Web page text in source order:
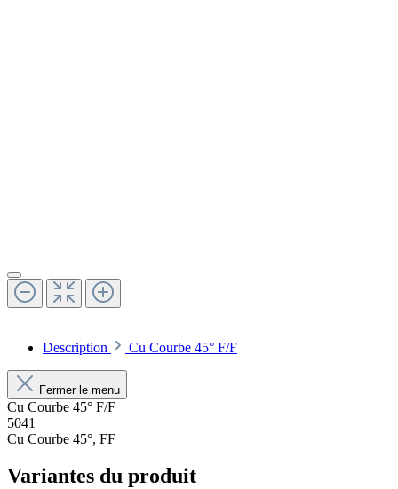
Description Cu Courbe 45° F/F
Fermer le menu
Cu Courbe 45° F/F
5041
Cu Courbe 45°, FF
Variantes du produit